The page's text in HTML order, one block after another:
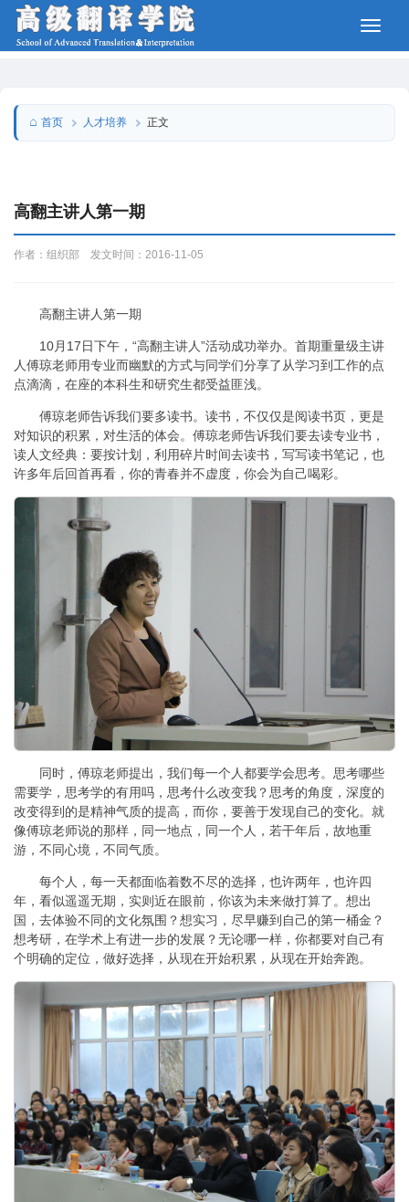
首页 人才培养 正文
高翻主讲人第一期
作者：组织部 发文时间：2016-11-05
高翻主讲人第一期
10月17日下午，“高翻主讲人”活动成功举办。首期重量级主讲
人傅琼老师用专业而幽默的方式与同学们分享了从学习到工作的点
点滴滴，在座的本科生和研究生都受益匪浅。
傅琼老师告诉我们要多读书。读书，不仅仅是阅读书页，更是
对知识的积累，对生活的体会。傅琼老师告诉我们要去读专业书，
读人文经典：要按计划，利用碎片时间去读书，写写读书笔记，也
许多年后回首再看，你的青春并不虚度，你会为自己喝彩。
同时，傅琼老师提出，我们每一个人都要学会思考。思考哪些
需要学，思考学的有用吗，思考什么改变我？思考的角度，深度的
改变得到的是精神气质的提高，而你，要善于发现自己的变化。就
像傅琼老师说的那样，同一地点，同一个人，若干年后，故地重
游，不同心境，不同气质。
每个人，每一天都面临着数不尽的选择，也许两年，也许四
年，看似遥遥无期，实则近在眼前，你该为未来做打算了。想出
国，去体验不同的文化氛围？想实习，尽早赚到自己的第一桶金？
想考研，在学术上有进一步的发展？无论哪一样，你都要对自己有
个明确的定位，做好选择，从现在开始积累，从现在开始奔跑。